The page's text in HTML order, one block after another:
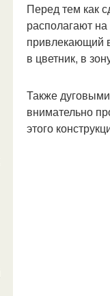
Перед тем как
располагают
привлекающий
в цветник, в
Также
внимательно
этого